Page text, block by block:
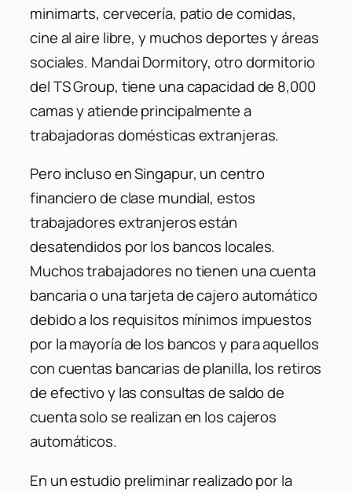
minimarts, cervecería, patio de comidas,
cine al aire libre, y muchos deportes y áreas
sociales. Mandai Dormitory, otro dormitorio
del TS Group, tiene una capacidad de 8,000
camas y atiende principalmente a
trabajadoras domésticas extranjeras.
Pero incluso en Singapur, un centro
financiero de clase mundial, estos
trabajadores extranjeros están
desatendidos por los bancos locales.
Muchos trabajadores no tienen una cuenta
bancaria o una tarjeta de cajero automático
debido a los requisitos mínimos impuestos
por la mayoría de los bancos y para aquellos
con cuentas bancarias de planilla, los retiros
de efectivo y las consultas de saldo de
cuenta solo se realizan en los cajeros
automáticos.
En un estudio preliminar realizado por la